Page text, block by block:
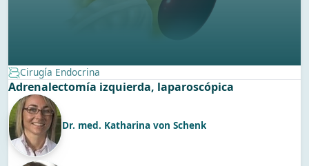
Cirugía Endocrina
Adrenalectomía izquierda, laparoscópica
Dr. med. Katharina von Schenk